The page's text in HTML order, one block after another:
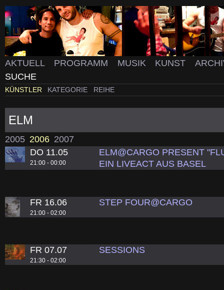
AKTUELL PROGRAMM MUSIK KUNST
SUCHE
KÜNSTLER KATEGORIE REIHE
ELM
2005 2006 2007
DO 11.05
21:00 - 00:00
ELM@CARGO PRESENT
EIN LIVEACT AUS BASEL
FR 16.06
21:00 - 02:00
STEP FOUR@CARGO
FR 07.07
21:30 - 02:00
SESSIONS